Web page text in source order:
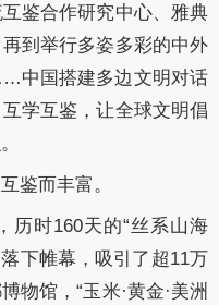
鉴合作研究中心、雅典
到举行多姿多彩的中外
中国搭建多边文明对话
学互鉴，让全球文明倡
鉴而丰富。
历时160天的“丝系山海
下帷幕，吸引了超11万
物馆，“玉米·黄金·美洲